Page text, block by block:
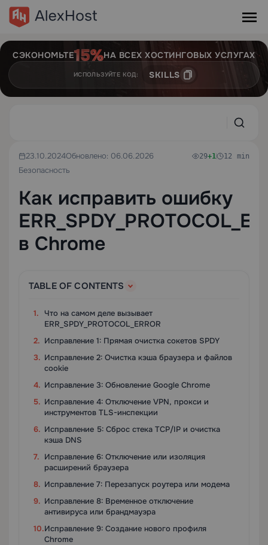
СЭКОНОМЬТЕ НА ВСЕХ ХОСТИНГОВЫХ УСЛУГАХ
ИСПОЛЬЗУЙТЕ КОД: SKILLS
23.10.2024Обновлено: 06.06.2026
Безопасность
29+1 12 min
Как исправить ошибку
в Chrome
TABLE OF CONTENTS
Что на самом деле вызывает
ERR_SPDY_PROTOCOL_ERROR
Исправление 1: Прямая очистка сокетов SPDY
Исправление 2: Очистка кэша браузера и файлов
cookie
Исправление 3: Обновление Google Chrome
Исправление 4: Отключение VPN, прокси и
инструментов TLS-инспекции
Исправление 5: Сброс стека TCP/IP и очистка
кэша DNS
Исправление 6: Отключение или изоляция
расширений браузера
Исправление 7: Перезапуск роутера или модема
Исправление 8: Временное отключение
антивируса или брандмауэра
Исправление 9: Создание нового профиля
Chrome